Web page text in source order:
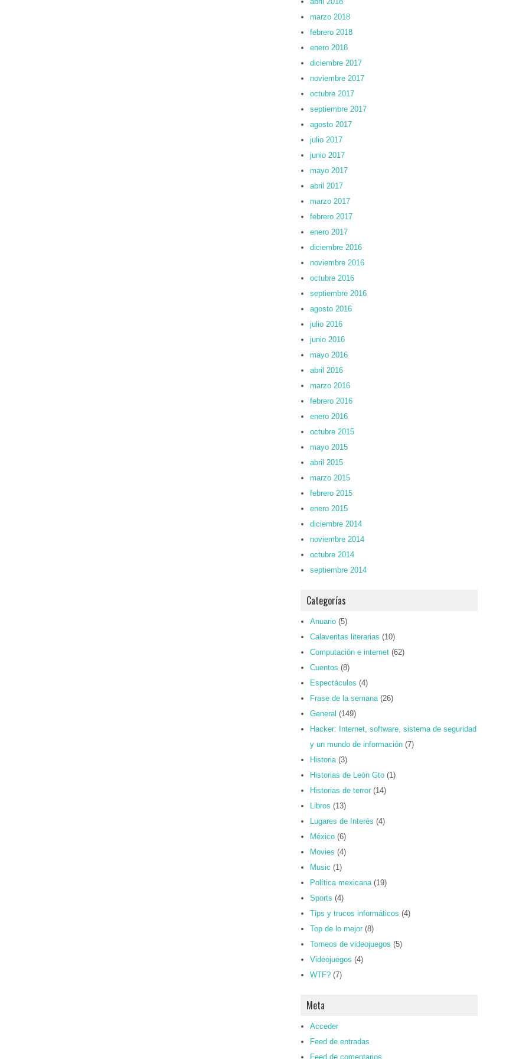
marzo 2018
febrero 2018
enero 2018
diciembre 2017
noviembre 2017
octubre 2017
septiembre 2017
agosto 2017
julio 2017
junio 2017
mayo 2017
abril 2017
marzo 2017
febrero 2017
enero 2017
diciembre 2016
noviembre 2016
octubre 2016
septiembre 2016
agosto 2016
julio 2016
junio 2016
mayo 2016
abril 2016
marzo 2016
febrero 2016
enero 2016
octubre 2015
mayo 2015
abril 2015
marzo 2015
febrero 2015
enero 2015
diciembre 2014
noviembre 2014
octubre 2014
septiembre 2014
Categorías
Anuario (5)
Calaveritas literarias (10)
Computación e internet (62)
Cuentos (8)
Espectáculos (4)
Frase de la semana(26)
General (149)
Hacker: Internet, software, sistema de seguridad
y un mundo de información (7)
Historia(3)
Historias de León Gto (1)
Historias de terror (14)
Libros (13)
Lugares de Interés (4)
México (6)
Movies (4)
Music (1)
Política mexicana(19)
Sports (4)
Tips y trucos informáticos (4)
Top de lo mejor (8)
Torneos de videojuegos (5)
Videojuegos (4)
WTF? (7)
Meta
Acceder
Feed de entradas
Feed de comentarios